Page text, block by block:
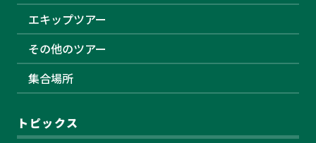
エキップツアー
その他のツアー
集合場所
トピックス